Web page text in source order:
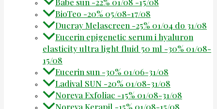
Babe sun -22% 01/08 -15/08
BioTeo -20% 05/08-17/08
Ducray Melascreen -25% 01/04 do 31/08
Eucerin epigenetic serum i hyaluron
elasticity ultra light fluid 50 ml -30% 01/08-
15/08
Eucerin sun -30% 01/06-31/08
Ladival SUN -20% 01/08-31/08
Noreva Exfoliac -15% 01/08-31/08
Noreva Kerapil -15% 01/08-15/08